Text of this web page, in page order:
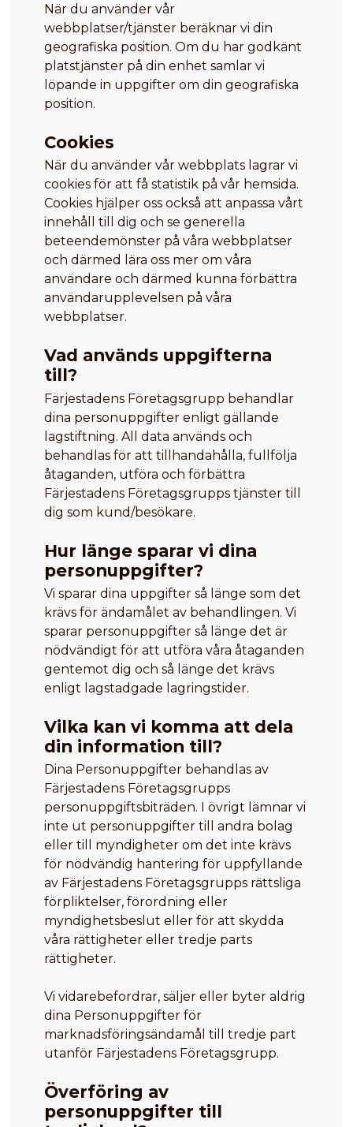
När du använder vår
webbplatser/tjänster beräknar vi din
geografiska position. Om du har godkänt
platstjänster på din enhet samlar vi
löpande in uppgifter om din geografiska
position.
Cookies
När du använder vår webbplats lagrar vi
cookies för att få statistik på vår hemsida.
Cookies hjälper oss också att anpassa vårt
innehåll till dig och se generella
beteendemönster på våra webbplatser
och därmed lära oss mer om våra
användare och därmed kunna förbättra
användarupplevelsen på våra
webbplatser.
Vad används uppgifterna
till?
Färjestadens Företagsgrupp behandlar
dina personuppgifter enligt gällande
lagstiftning. All data används och
behandlas för att tillhandahålla, fullfölja
åtaganden, utföra och förbättra
Färjestadens Företagsgrupps tjänster till
dig som kund/besökare.
Hur länge sparar vi dina
personuppgifter?
Vi sparar dina uppgifter så länge som det
krävs för ändamålet av behandlingen. Vi
sparar personuppgifter så länge det är
nödvändigt för att utföra våra åtaganden
gentemot dig och så länge det krävs
enligt lagstadgade lagringstider.
Vilka kan vi komma att dela
din information till?
Dina Personuppgifter behandlas av
Färjestadens Företagsgrupps
personuppgiftsbiträden. I övrigt lämnar vi
inte ut personuppgifter till andra bolag
eller till myndigheter om det inte krävs
för nödvändig hantering för uppfyllande
av Färjestadens Företagsgrupps rättsliga
förpliktelser, förordning eller
myndighetsbeslut eller för att skydda
våra rättigheter eller tredje parts
rättigheter.
Vi vidarebefordrar, säljer eller byter aldrig
dina Personuppgifter för
marknadsföringsändamål till tredje part
utanför Färjestadens Företagsgrupp.
Överföring av
personuppgifter till